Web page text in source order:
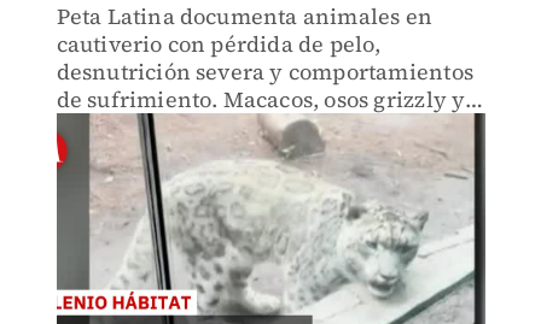
Peta Latina documenta animales en
cautiverio con pérdida de pelo,
desnutrición severa y comportamientos
de sufrimiento. Macacos, osos grizzly y
leopardos de las nieves muestran signos
críticos de estrés. El Zoológico de
Chapultepec aún no responde.